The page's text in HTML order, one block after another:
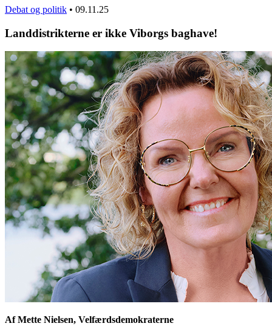
Debat og politik • 09.11.25
Landdistrikterne er ikke Viborgs baghave!
Af Mette Nielsen, Velfærdsdemokraterne